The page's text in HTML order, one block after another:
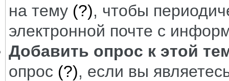
на тему (?), чтобы
электронной почте с
Добавить опрос к этой
опрос (?), если вы